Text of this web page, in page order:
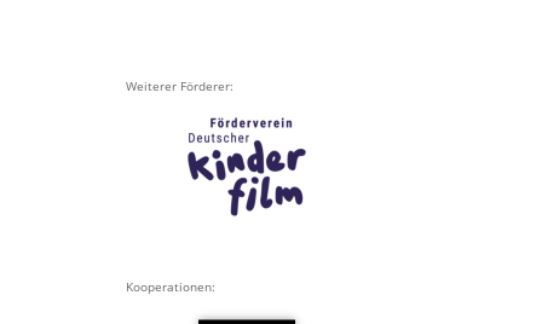
Weiterer Förderer:
Kooperationen: